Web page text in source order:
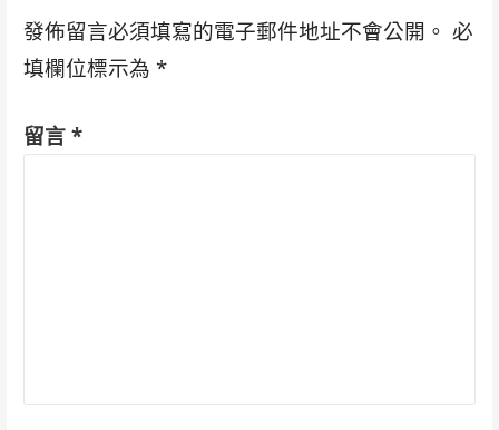
發佈留言必須填寫的電子郵件地址不會公開。 必
填欄位標示為 *
留言 *